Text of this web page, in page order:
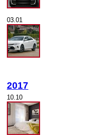
03.01
2017
10.10